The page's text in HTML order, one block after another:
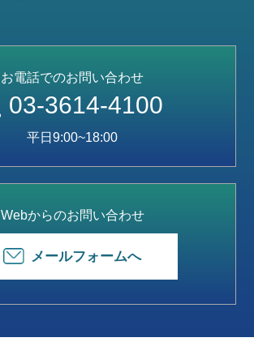
お電話でのお問い合わせ
03-3614-4100
平日9:00~18:00
Webからのお問い合わせ
メールフォームへ